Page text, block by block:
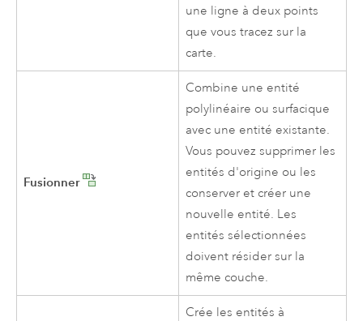
une ligne à deux points
que vous tracez sur la
carte.
Fusionner
Combine une entité
polylinéaire ou surfacique
avec une entité existante.
Vous pouvez supprimer les
entités d'origine ou les
conserver et créer une
nouvelle entité. Les
entités sélectionnées
doivent résider sur la
même couche.
Crée les entités à